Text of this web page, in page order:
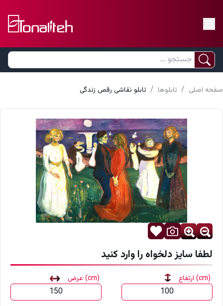
صفحه اصلی / تابلوها / تابلو نقاشی رقص زندگی
لطفا سایز دلخواه را وارد کنید
عرض (cm) ارتفاع (cm)